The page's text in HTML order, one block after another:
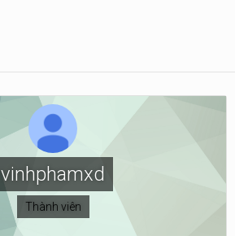
vinhphamxd
Thành viên